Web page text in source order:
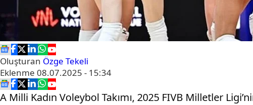
Oluşturan Özge Tekeli
Eklenme 08.07.2025 - 15:34
A Milli Kadın Voleybol Takımı, 2025 FIVB Milletler